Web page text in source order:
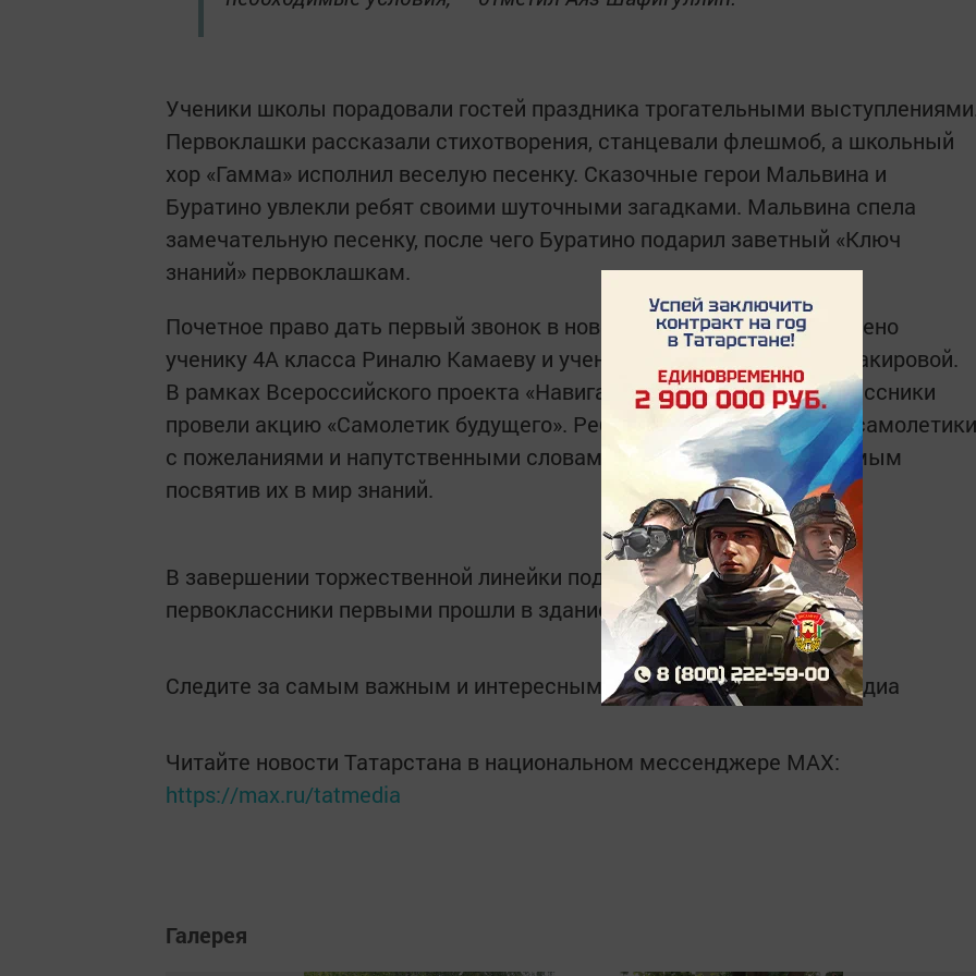
Ученики школы порадовали гостей праздника трогательными
Первоклашки рассказали стихотворения, станцевали флешмоб, а школьный
хор «Гамма» исполнил веселую песенку. Сказочные герои Мальвина и
Буратино увлекли ребят своими шуточными загадками. Мальвина спела
замечательную песенку, после чего Буратино подарил заветный «Ключ
знаний» первоклашкам.
Почетное право дать первый звонок в новом году было предоставлено
ученику 4А класса Риналю Камаеву и ученице 1Б класса Ралине Шакировой.
В рамках Всероссийского проекта «Навигатор детства» четвероклассники
провели акцию «Самолетик будущего». Ребята вручили бумажные самолетики
с пожеланиями и напутственными словами первоклашкам, тем самым
посвятив их в мир знаний.
В завершении торжественной линейки под бурные аплодисменты
первоклассники первыми прошли в здание школы.
Следите за самым важным и интересным вTelegram-каналеТатмедиа
Читайте новости Татарстана в национальном мессенджере MАХ:
https://max.ru/tatmedia
Галерея